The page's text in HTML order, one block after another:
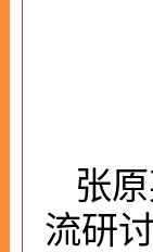
张
流研